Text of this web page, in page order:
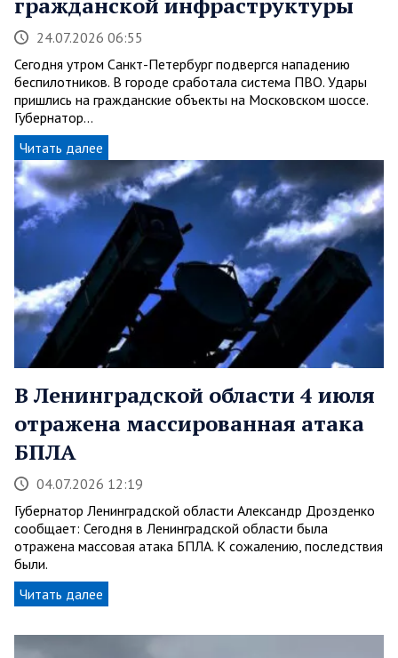
24.07.2026 06:55
Сегодня утром Санкт-Петербург подвергся нападению
беспилотников. В городе сработала система ПВО. Удары
пришлись на гражданские объекты на Московском шоссе.
Губернатор…
Читать далее
В Ленинградской области 4 июля
отражена массированная атака
БПЛА
04.07.2026 12:19
Губернатор Ленинградской области Александр Дрозденко
сообщает: Сегодня в Ленинградской области была
отражена массовая атака БПЛА. К сожалению, последствия
были.
Читать далее